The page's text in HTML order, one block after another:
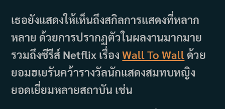
เธอยังแสดงให้เห็นถึงสกิลการแสดงที่หลาก
หลาย ด้วยการปรากฏตัวในผลงานมากมาย
รวมถึงซีรีส์ Netflix เรื่องWall To Wallด้วย
ยอมฮเยรันคว้ารางวัลนักแสดงสมทบหญิง
ยอดเยี่ยมหลายสถาบัน เช่น